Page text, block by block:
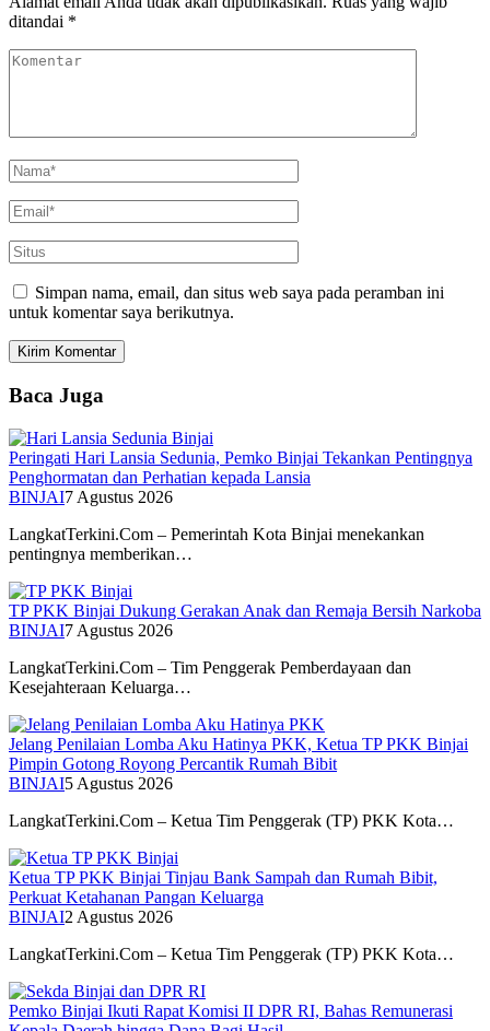
ditandai *
Simpan nama, email, dan situs web saya pada peramban ini
untuk komentar saya berikutnya.
Baca Juga
Peringati Hari Lansia Sedunia, Pemko Binjai Tekankan Pentingnya
Penghormatan dan Perhatian kepada Lansia
BINJAI7 Agustus 2026
LangkatTerkini.Com – Pemerintah Kota Binjai menekankan
pentingnya memberikan…
TP PKK Binjai Dukung Gerakan Anak dan Remaja Bersih Narkoba
BINJAI7 Agustus 2026
LangkatTerkini.Com – Tim Penggerak Pemberdayaan dan
Kesejahteraan Keluarga…
Jelang Penilaian Lomba Aku Hatinya PKK, Ketua TP PKK Binjai
Pimpin Gotong Royong Percantik Rumah Bibit
BINJAI5 Agustus 2026
LangkatTerkini.Com – Ketua Tim Penggerak (TP) PKK Kota…
Ketua TP PKK Binjai Tinjau Bank Sampah dan Rumah Bibit,
Perkuat Ketahanan Pangan Keluarga
BINJAI2 Agustus 2026
LangkatTerkini.Com – Ketua Tim Penggerak (TP) PKK Kota…
Pemko Binjai Ikuti Rapat Komisi II DPR RI, Bahas Remunerasi